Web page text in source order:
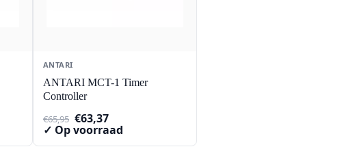
ANTARI
ANTARI MCT-1 Timer
Controller
€65,95 Oorspronkelijke
prijs
€63,37Huidige
prijs
✓ Op voorraad